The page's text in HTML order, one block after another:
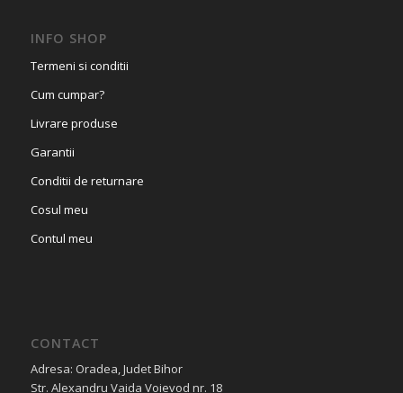
INFO SHOP
Termeni si conditii
Cum cumpar?
Livrare produse
Garantii
Conditii de returnare
Cosul meu
Contul meu
CONTACT
Adresa: Oradea, Judet Bihor
Str. Alexandru Vaida Voievod nr. 18